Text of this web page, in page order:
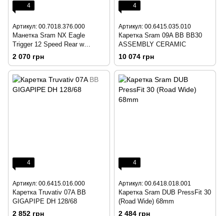
4
Артикул: 00.7018.376.000
Манетка Sram NX Eagle
Trigger 12 Speed Rear w
Matchmaker X Clamp Black
2 070 грн
4
Артикул: 00.6415.035.010
Каретка Sram 09A BB BB30
ASSEMBLY CERAMIC
10 074 грн
4
Артикул: 00.6415.016.000
Каретка Truvativ 07A BB
GIGAPIPE DH 128/68
2 852 грн
4
Артикул: 00.6418.018.001
Каретка Sram DUB PressFit 30
(Road Wide) 68mm
2 484 грн